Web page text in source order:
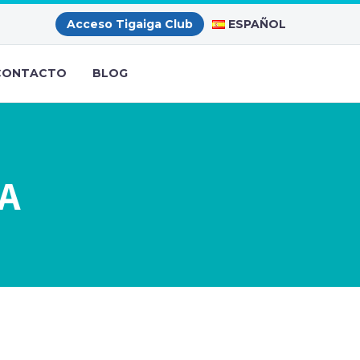
Acceso Tigaiga Club ESPAÑOL
BLOG